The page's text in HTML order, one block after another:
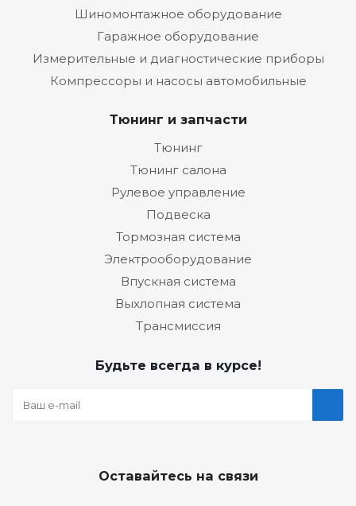
Шиномонтажное оборудование
Гаражное оборудование
Измерительные и диагностические приборы
Компрессоры и насосы автомобильные
Тюнинг и запчасти
Тюнинг
Тюнинг салона
Рулевое управление
Подвеска
Тормозная система
Электрооборудование
Впускная система
Выхлопная система
Трансмиссия
Будьте всегда в курсе!
Оставайтесь на связи